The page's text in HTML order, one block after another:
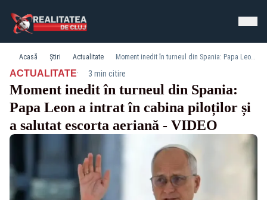
Acasă Știri Actualitate Moment inedit în turneul din Spania: Papa Leon a intrat în cabina piloților și a salutat escorta aeriană - VIDEO
ACTUALITATE· 3 min citire
Moment inedit în turneul din Spania:
Papa Leon a intrat în cabina piloților și
a salutat escorta aeriană - VIDEO